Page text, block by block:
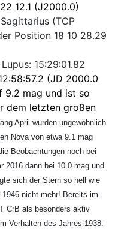
12.1 (J2000.0)
(TCP
Position 18 10 28.29
15:29:01.82
(JD 2000.0
9.2 mag und ist so
dem letzten großen
April wurden ungewöhnlich
Nova von etwa 9.1 mag
Beobachtungen noch bei
2016 dann bei 10.0 mag und
sich der Stern so hell wie
nicht mehr! Bereits im
CrB als besonders aktiv
Verhalten des Jahres 1938: